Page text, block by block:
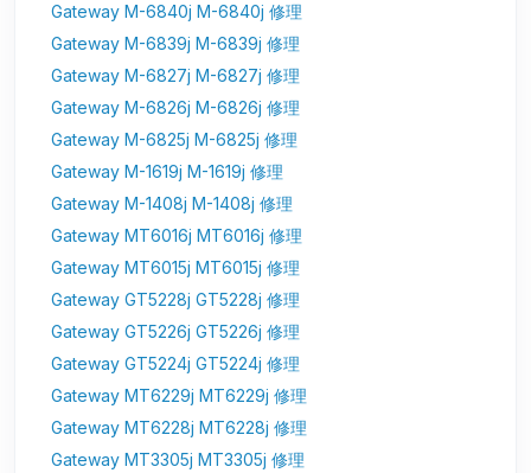
Gateway M-6840j M-6840j 修理
Gateway M-6839j M-6839j 修理
Gateway M-6827j M-6827j 修理
Gateway M-6826j M-6826j 修理
Gateway M-6825j M-6825j 修理
Gateway M-1619j M-1619j 修理
Gateway M-1408j M-1408j 修理
Gateway MT6016j MT6016j 修理
Gateway MT6015j MT6015j 修理
Gateway GT5228j GT5228j 修理
Gateway GT5226j GT5226j 修理
Gateway GT5224j GT5224j 修理
Gateway MT6229j MT6229j 修理
Gateway MT6228j MT6228j 修理
Gateway MT3305j MT3305j 修理